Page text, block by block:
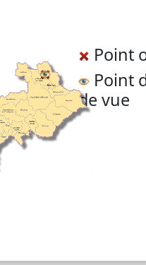
Point
Point
de vue